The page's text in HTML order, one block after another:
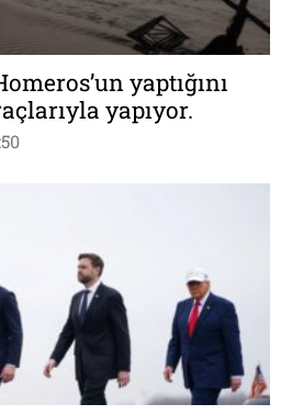
yaptığını
yapıyor.